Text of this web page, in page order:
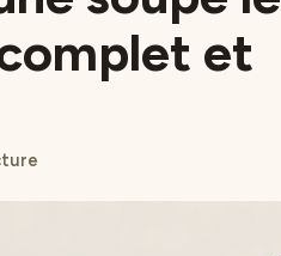
et